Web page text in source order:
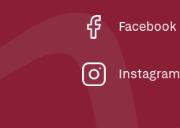
Facebook
Instagram